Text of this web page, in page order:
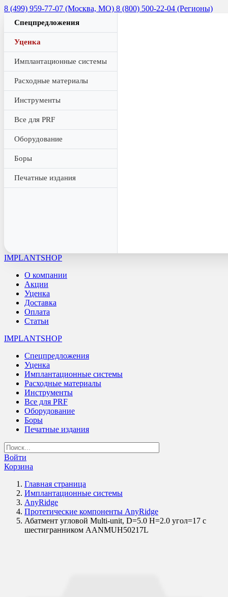
8 (499) 959-77-07 (Москва, МО) 8 (800) 500-22-04 (Регионы)
Спецпредложения
Уценка
Имплантационные системы
Расходные материалы
Инструменты
Все для PRF
Оборудование
Боры
Печатные издания
IMPLANTSHOP
О компании
Акции
Уценка
Доставка
Оплата
Статьи
IMPLANTSHOP
Спецпредложения
Уценка
Имплантационные системы
Расходные материалы
Инструменты
Все для PRF
Оборудование
Боры
Печатные издания
Войти
Корзина
Главная страница
Имплантационные системы
AnyRidge
Протетические компоненты AnyRidge
Абатмент угловой Multi-unit, D=5.0 H=2.0 угол=17 с
шестигранником AANMUH50217L